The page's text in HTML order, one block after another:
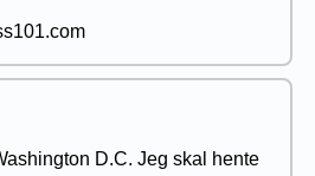
D.C. Jeg skal hente